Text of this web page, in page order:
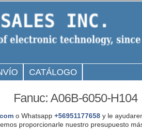
CATÁLOGO
Fanuc: A06B-6050-H104
o Whatsapp +56951177658y le
proporcionarle nuestro presupuesto